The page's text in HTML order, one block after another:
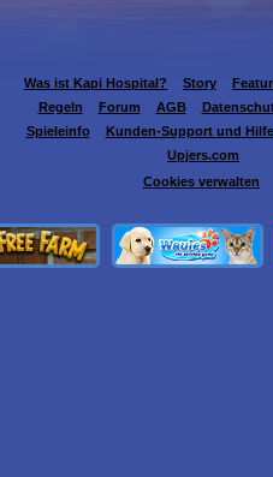
Was ist Kapi Hospital? Story
Regeln
Forum AGB
Spieleinfo
Kunden-Support und Hilfe
Upjers.com
Cookies verwalten